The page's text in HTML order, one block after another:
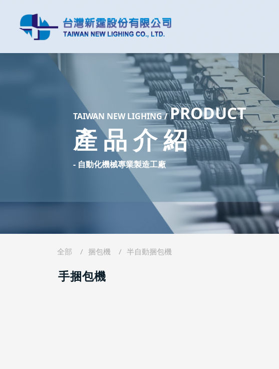
TAIWAN NEW LIGHING /PRODUCT
產 品 介 紹
- 自動化機械專業製造工廠
手捆包機
全部 捆包機 半自動捆包機